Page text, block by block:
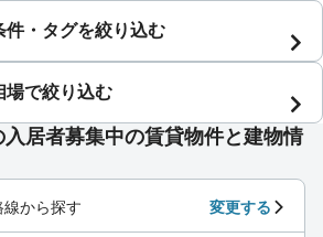
件・タグを絞り込む
場で絞り込む
居者募集中の賃貸物件と建物情
から探す 変更する